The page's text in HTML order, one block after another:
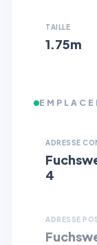
TAILLE
1.75m
ADRESSE
4
ADRESSE